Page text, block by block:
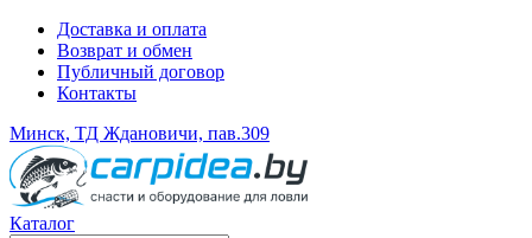
Доставка и оплата
Возврат и обмен
Публичный договор
Контакты
Минск, ТД Ждановичи, пав.309
Каталог